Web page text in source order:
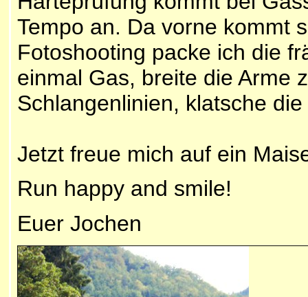
Tempo an. Da vorne kommt
Fotoshooting packe ich die
einmal Gas, breite die Arme
Schlangenlinien, klatsche
Jetzt freue mich auf ein
Run happy and smile!
Euer Jochen